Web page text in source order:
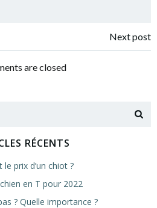
Navigation
de
Next post
are closed
RÉCENTS
le prix d’un chiot ?
en T pour 2022
? Quelle importance ?